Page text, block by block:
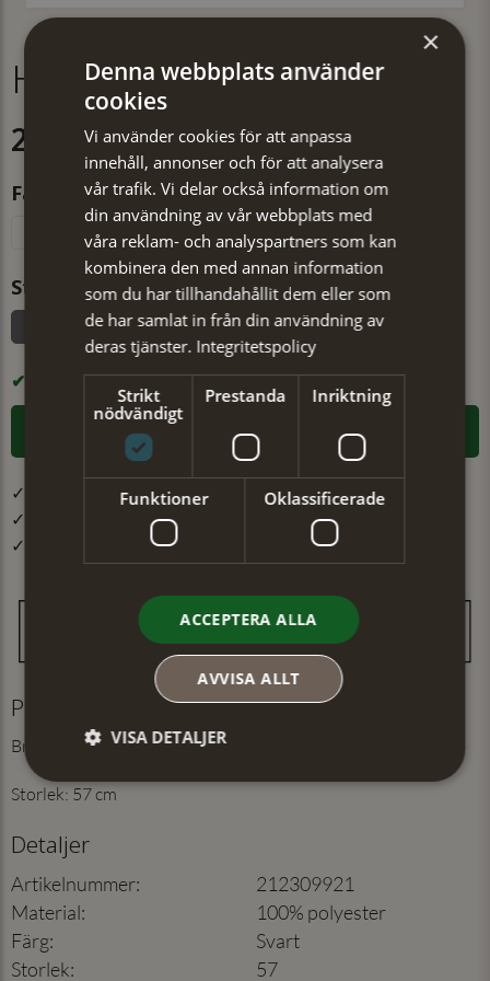
Hatt Glory svart
299 kr
Färg
Svart
Storlek
I LAGER
LÄGG I VARUKORGEN
✓ Öppet köp i 30 dagar ✓ Fri frakt från 499 kr
✓ Din beställning skickas inom 1-2 vardagar
✓ Snabb leverans från vårt lager i Jönköping
Produktinformation
Brätte: 7 cm
Storlek: 57 cm
Detaljer
Artikelnummer:
212309921
Material:
100% polyester
Färg:
Svart
Storlek: 57
×
Denna webbplats använder
cookies
Vi använder cookies för att anpassa
innehåll, annonser och för att analysera
vår trafik. Vi delar också information om
din användning av vår webbplats med
våra reklam- och analyspartners som kan
kombinera den med annan information
som du har tillhandahållit dem eller som
de har samlat in från din användning av
deras tjänster. Integritetspolicy
Strikt
nödvändigt
Prestanda Inriktning
Funktioner Oklassificerade
ACCEPTERA ALLA
AVVISA ALLT
VISA DETALJER